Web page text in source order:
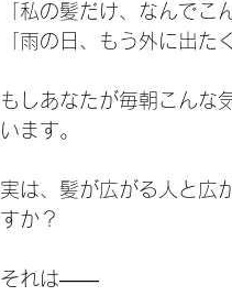
「私の髪だけ、なんでこ
「雨の日、もう外に出た
もしあなたが毎朝こんな
います。
実は、髪が広がる人と広
すか？
それは――